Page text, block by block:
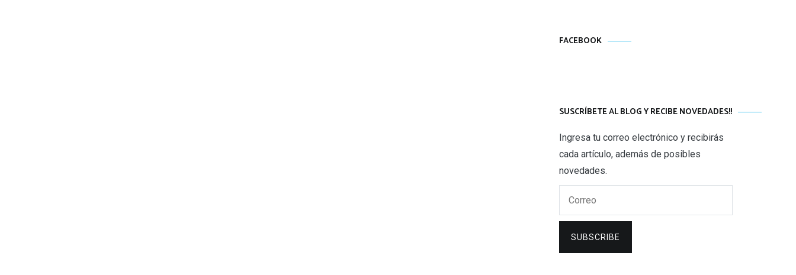
FACEBOOK
SUSCRÍBETE AL BLOG Y RECIBE NOVEDADES!!
Ingresa tu correo electrónico y recibirás
cada artículo, además de posibles
novedades.
SUBSCRIBE